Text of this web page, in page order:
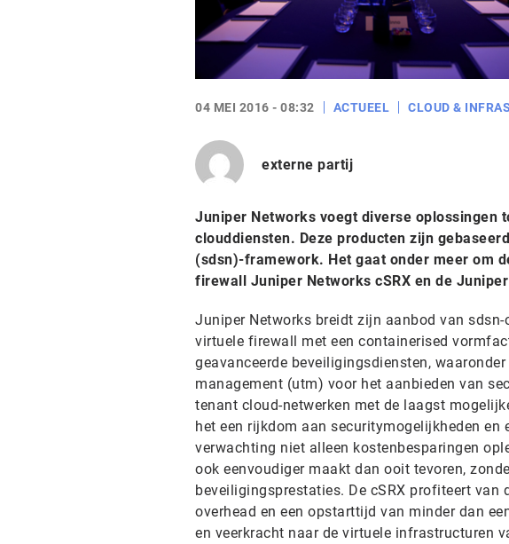
04 MEI 2016 - 08:32 ACTUEEL CLOUD &
externe partij
Juniper Networks voegt diverse oplossingen
clouddiensten. Deze producten zijn
(sdsn)-framework. Het gaat onder meer om
firewall Juniper Networks cSRX en de
Juniper Networks breidt zijn aanbod van
virtuele firewall met een containerised
geavanceerde beveiligingsdiensten,
management (utm) voor het aanbieden van
tenant cloud-netwerken met de laagst
het een rijkdom aan securitymogelijkheden
verwachting niet alleen kostenbesparingen
ook eenvoudiger maakt dan ooit tevoren,
beveiligingsprestaties. De cSRX profiteert van
overhead en een opstarttijd van minder dan
en veerkracht naar de virtuele infrastructuren